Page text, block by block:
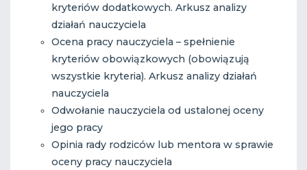
kryteriów dodatkowych. Arkusz analizy
działań nauczyciela
Ocena pracy nauczyciela – spełnienie
kryteriów obowiązkowych (obowiązują
wszystkie kryteria). Arkusz analizy działań
nauczyciela
Odwołanie nauczyciela od ustalonej oceny
jego pracy
Opinia rady rodziców lub mentora w sprawie
oceny pracy nauczyciela